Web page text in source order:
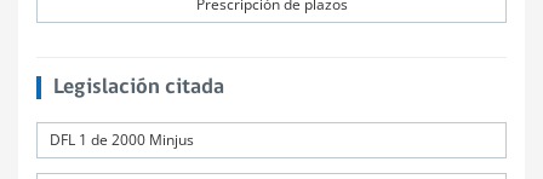
Prescripción de plazos
Legislación citada
DFL 1 de 2000 Minjus